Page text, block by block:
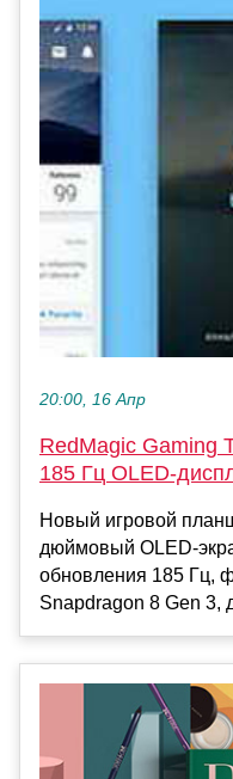
20:00, 16 Апр
RedMagic Gaming
185 Гц OLED-
Новый игровой
дюймовый OLED-
обновления 185 Гц,
Snapdragon 8 Gen 3,